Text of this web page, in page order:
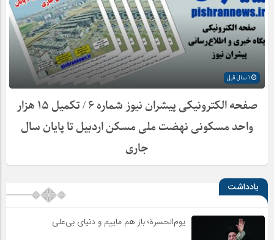
صفحه الکترونیکی پیشران نیوز شماره ۶ / تکمیل ۱۵ هزار
واحد مسکونی نهضت ملی مسکن اردبیل تا پایان سال
جاری
یادداشت
یوم‌الحسرة؛ باز هم ماییم و دنیای بی‌علی